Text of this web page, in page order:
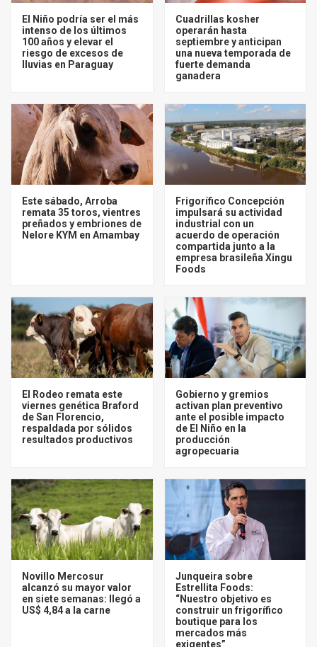
El Niño podría ser el más
intenso de los últimos
100 años y elevar el
riesgo de excesos de
lluvias en Paraguay
Cuadrillas kosher
operarán hasta
septiembre y anticipan
una nueva temporada de
fuerte demanda
ganadera
Este sábado, Arroba
remata 35 toros, vientres
preñados y embriones de
Nelore KYM en Amambay
Frigorífico Concepción
impulsará su actividad
industrial con un
acuerdo de operación
compartida junto a la
empresa brasileña Xingu
Foods
El Rodeo remata este
viernes genética Braford
de San Florencio,
respaldada por sólidos
resultados productivos
Gobierno y gremios
activan plan preventivo
ante el posible impacto
de El Niño en la
producción
agropecuaria
Novillo Mercosur
alcanzó su mayor valor
en siete semanas: llegó a
US$ 4,84 a la carne
Junqueira sobre
Estrellita Foods:
“Nuestro objetivo es
construir un frigorífico
boutique para los
mercados más
exigentes”